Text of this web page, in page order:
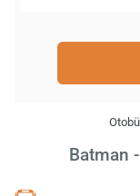
Batman